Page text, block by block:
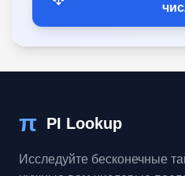
π PI Lookup
Исследуйте бесконечные